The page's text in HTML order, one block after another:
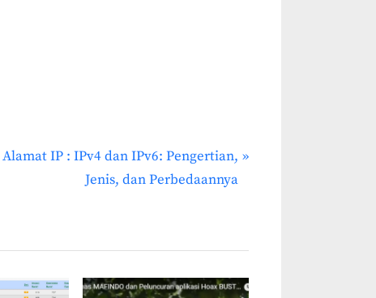
N
P
Alamat IP : IPv4 dan IPv6: Pengertian,
Jenis, dan Perbedaannya